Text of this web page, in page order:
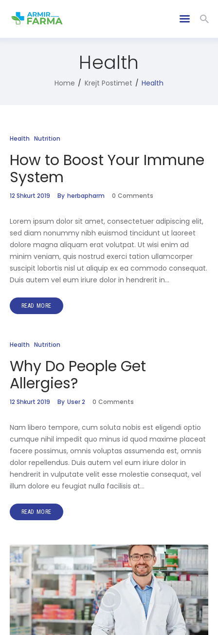
Health
Home Krejt Postimet Health
Health Nutrition
How to Boost Your Immune
System
12 Shkurt 2019 By herbapharm 0 Comments
Lorem ipsum dolor sit amet, consectetuer adipiscing elit,
sed diam nonummy nibh euismod tincidunt ut laoreet
dolore magna aliquam erat volutpat. Ut wisi enim ad
minim veniam, quis nostrud exerci tation ullamcorper
suscipit lobortis nisl ut aliquip ex ea commodo consequat.
Duis autem vel eum iriure dolor in hendrerit in…
READ MORE
Health Nutrition
Why Do People Get
Allergies?
12 Shkurt 2019 By User 2 0 Comments
Nam libero tempore, cum soluta nobis est eligendi optio
cumque nihil impedit quo minus id quod maxime placeat
facere possimus, omnis voluptas assumenda est, omnis
dolor repellendus. Duis autem vel eum iriure dolor in
hendrerit in vulputate velit esse molestie consequat, vel
illum dolore eu feugiat nulla facilisis at…
READ MORE